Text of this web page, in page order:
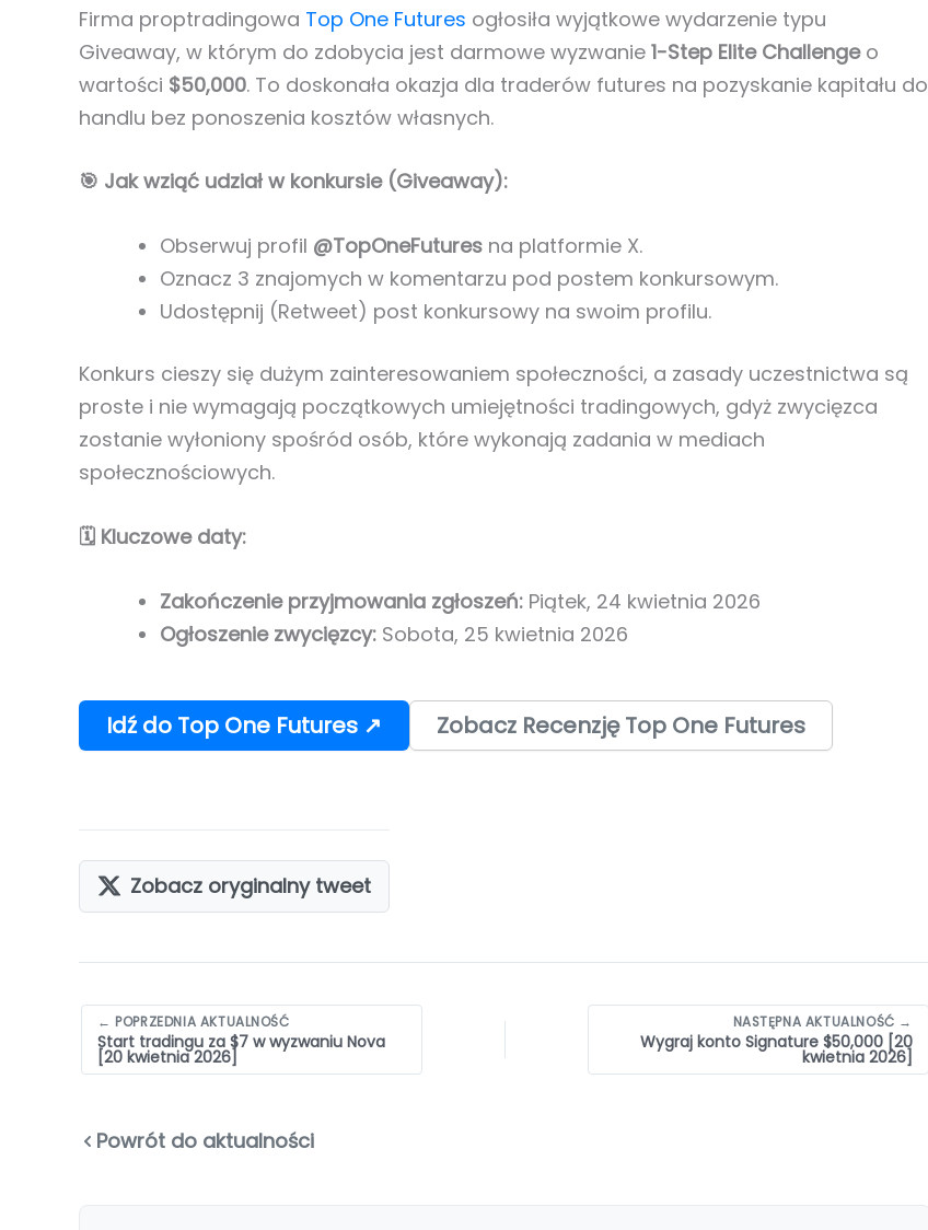
Firma proptradingowa Top One Futures ogłosiła wyjątkowe wydarzenie typu
Giveaway, w którym do zdobycia jest darmowe wyzwanie 1-Step Elite Challengeo
wartości $50,000. To doskonała okazja dla traderów futures na pozyskanie kapitału do
handlu bez ponoszenia kosztów własnych.
🎯 Jak wziąć udział w konkursie (Giveaway):
Obserwuj profil @TopOneFutures na platformie X.
Oznacz 3 znajomych w komentarzu pod postem konkursowym.
Udostępnij (Retweet) post konkursowy na swoim profilu.
Konkurs cieszy się dużym zainteresowaniem społeczności, a zasady uczestnictwa są
proste i nie wymagają początkowych umiejętności tradingowych, gdyż zwycięzca
zostanie wyłoniony spośród osób, które wykonają zadania w mediach
społecznościowych.
🗓️ Kluczowe daty:
Zakończenie przyjmowania zgłoszeń: Piątek, 24 kwietnia 2026
Ogłoszenie zwycięzcy: Sobota, 25 kwietnia 2026
Idź do Top One Futures ↗ Zobacz Recenzję Top One Futures
Zobacz oryginalny tweet
Nawigacja
wpisów
← POPRZEDNIA AKTUALNOŚĆ
Start tradingu za $7 w wyzwaniu Nova
[20 kwietnia 2026]
NASTĘPNA AKTUALNOŚĆ →
Wygraj konto Signature $50,000 [20
kwietnia 2026]
Powrót do aktualności